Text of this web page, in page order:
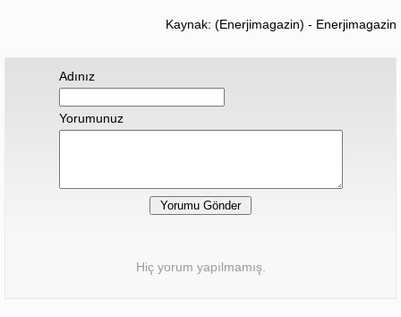
Kaynak: (Enerjimagazin) - Enerjimagazin
Adınız
Yorumunuz
Hiç yorum yapılmamış.